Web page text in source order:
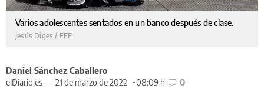
Varios adolescentes sentados en un banco después de clase.
Jesús Diges / EFE
Daniel Sánchez Caballero
elDiario.es — 21 de marzo de 2022 08:09 h 0